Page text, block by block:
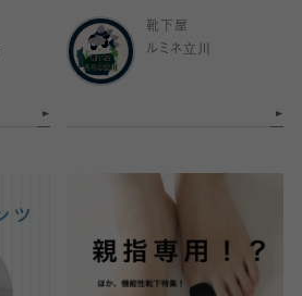
靴下屋
ルミネ立川